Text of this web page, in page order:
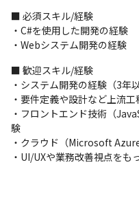
ションで事業成長を加速させ
アント案件の双方でC#エン
を募集することとなりました。
■ 必須スキル/経験
・C#を使用した開発の経験
・Webシステム開発の経験
■ 歓迎スキル/経験
・システム開発の経験（3年以
・要件定義や設計など上流
・フロントエンド技術（
験
・クラウド（Microsoft
・UI/UXや業務改善視点をも